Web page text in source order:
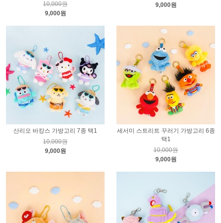
10,000원
9,000원
9,000원
산리오 바캉스 가방고리 7종 택1
10,000원
9,000원
세서미 스트리트 꾸러기 가방고리 6종
택1
10,000원
9,000원